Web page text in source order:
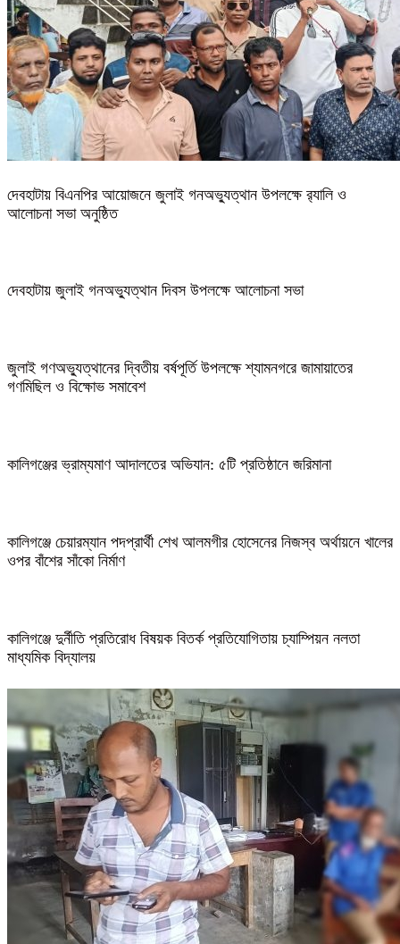
দেবহাটায় বিএনপির আয়োজনে জুলাই গনঅভ্যুত্থান উপলক্ষে র‍্যালি ও
আলোচনা সভা অনুষ্ঠিত
দেবহাটায় জুলাই গনঅভ্যুত্থান দিবস উপলক্ষে আলোচনা সভা
জুলাই গণঅভ্যুত্থানের দ্বিতীয় বর্ষপূর্তি উপলক্ষে শ্যামনগরে জামায়াতের
গণমিছিল ও বিক্ষোভ সমাবেশ
কালিগঞ্জের ভ্রাম্যমাণ আদালতের অভিযান: ৫টি প্রতিষ্ঠানে জরিমানা
কালিগঞ্জে চেয়ারম্যান পদপ্রার্থী শেখ আলমগীর হোসেনের নিজস্ব অর্থায়নে খালের
ওপর বাঁশের সাঁকো নির্মাণ
কালিগঞ্জে দুর্নীতি প্রতিরোধ বিষয়ক বিতর্ক প্রতিযোগিতায় চ্যাম্পিয়ন নলতা
মাধ্যমিক বিদ্যালয়